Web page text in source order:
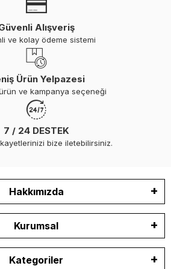
uygun sabitleme sistemi bulunmalıdır
Halat, zincir veya ekipman bağlantısına
seçilmelidir
Çeşitleri
göre çeşitli bağlantı elemanları bulunur:
ve güvenilir bağlantı noktaları
Alışveriş
ve kolay ödeme sistemi
Ürün Yelpazesi
ve kampanya seçeneği
7 / 24 DESTEK
bize iletebilirsiniz.
Hakkımızda
Kurumsal
Kategoriler